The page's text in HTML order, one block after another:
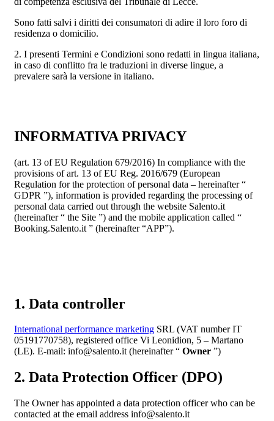
Sono fatti salvi i diritti dei consumatori di adire il loro foro di
residenza o domicilio.
2. I presenti Termini e Condizioni sono redatti in lingua italiana,
in caso di conflitto fra le traduzioni in diverse lingue, a
prevalere sarà la versione in italiano.
INFORMATIVA PRIVACY
(art. 13 of EU Regulation 679/2016) In compliance with the
provisions of art. 13 of EU Reg. 2016/679 (European
Regulation for the protection of personal data – hereinafter “
GDPR ”), information is provided regarding the processing of
personal data carried out through the website Salento.it
(hereinafter “ the Site ”) and the mobile application called “
Booking.Salento.it ” (hereinafter “APP”).
1. Data controller
International performance marketing SRL (VAT number IT
05191770758), registered office Vi Leonidion, 5 – Martano
(LE). E-mail: info@salento.it (hereinafter “ Owner ”)
2. Data Protection Officer (DPO)
The Owner has appointed a data protection officer who can be
contacted at the email address info@salento.it